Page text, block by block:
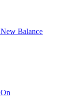
New Balance
On